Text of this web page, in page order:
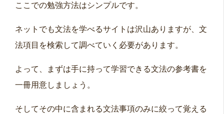
ここでの勉強方法はシンプルです。
ネットでも文法を学べるサイトは沢山ありますが、文
法項目を検索して調べていく必要があります。
よって、まずは手に持って学習できる文法の参考書を
一冊用意しましょう。
そしてその中に含まれる文法事項のみに絞って覚える